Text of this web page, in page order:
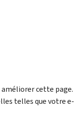
cette page.
telles que votre e-